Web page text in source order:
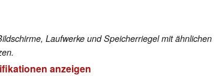
Laufwerke und Speicherriegel mit ähnlichen
anzeigen